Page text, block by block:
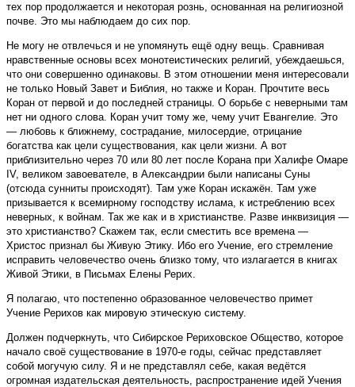
тех пор продолжается и некоторая рознь, основанная на религиозной
почве. Это мы наблюдаем до сих пор.
Не могу не отвлечься и не упомянуть ещё одну вещь. Сравнивая
нравственные основы всех монотеистических религий, убеждаешься,
что они совершенно одинаковы. В этом отношении меня интересовали
не только Новый Завет и Библия, но также и Коран. Прочтите весь
Коран от первой и до последней страницы. О борьбе с неверными там
нет ни одного слова. Коран учит тому же, чему учит Евангелие. Это
— любовь к ближнему, сострадание, милосердие, отрицание
богатства как цели существования, как цели жизни. А вот
приблизительно через 70 или 80 лет после Корана при Халифе Омаре
IV, великом завоевателе, в Александрии были написаны Суны
(отсюда сунниты происходят). Там уже Коран искажён. Там уже
призывается к всемирному господству ислама, к истреблению всех
неверных, к войнам. Так же как и в христианстве. Разве инквизиция —
это христианство? Скажем так, если сместить все времена —
Христос признал бы Живую Этику. Ибо его Учение, его стремление
исправить человечество очень близко тому, что излагается в книгах
Живой Этики, в Письмах Елены Рерих.
Я полагаю, что постепенно образованное человечество примет
Учение Рерихов как мировую этическую систему.
Должен подчеркнуть, что Сибирское Рериховское Общество, которое
начало своё существование в 1970-е годы, сейчас представляет
собой могучую силу. Я и не представлял себе, какая ведётся
огромная издательская деятельность, распространение идей Учения